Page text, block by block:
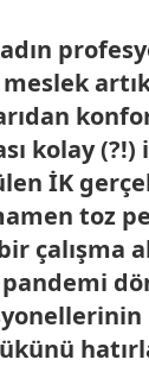
kolay (?!)
İK
toz
çalışma
pandemi